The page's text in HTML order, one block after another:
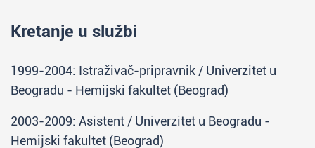
Kretanje u službi
1999-2004: Istraživač-pripravnik / Univerzitet u
Beogradu - Hemijski fakultet (Beograd)
2003-2009: Asistent / Univerzitet u Beogradu -
Hemijski fakultet (Beograd)